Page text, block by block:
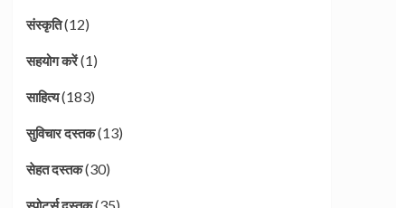
संस्कृति(12)
सहयोग करें(1)
साहित्य(183)
सुविचार दस्तक(13)
सेहत दस्तक(30)